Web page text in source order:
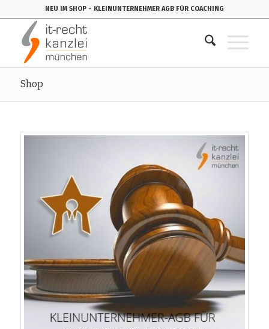
NEU IM SHOP - KLEINUNTERNEHMER AGB FÜR COACHING
Shop